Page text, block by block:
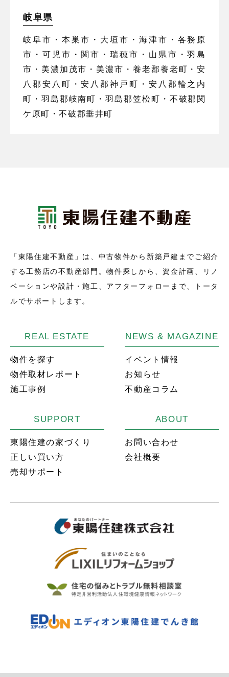
岐阜県
岐阜市・本巣市・大垣市・海津市・各務原
市・可児市・関市・瑞穂市・山県市・羽島
市・美濃加茂市・美濃市・養老郡養老町・安
八郡安八町・安八郡神戸町・安八郡輪之内
町・羽島郡岐南町・羽島郡笠松町・不破郡関
ケ原町・不破郡垂井町
「東陽住建不動産」は、中古物件から新築戸建までご紹介
する工務店の不動産部門。物件探しから、資金計画、リノ
ベーションや設計・施工、アフターフォローまで、トータ
ルでサポートします。
REAL ESTATE
物件を探す
物件取材レポート
施工事例
NEWS & MAGAZINE
イベント情報
お知らせ
不動産コラム
SUPPORT
東陽住建の家づくり
正しい買い方
売却サポート
ABOUT
お問い合わせ
会社概要